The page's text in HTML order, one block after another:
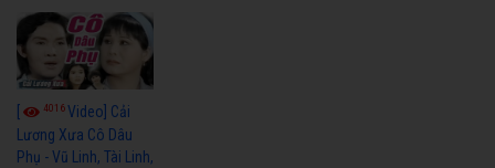
[ 4016Video] Cải
Lương Xưa Cô Dâu
Phụ - Vũ Linh, Tài Linh,